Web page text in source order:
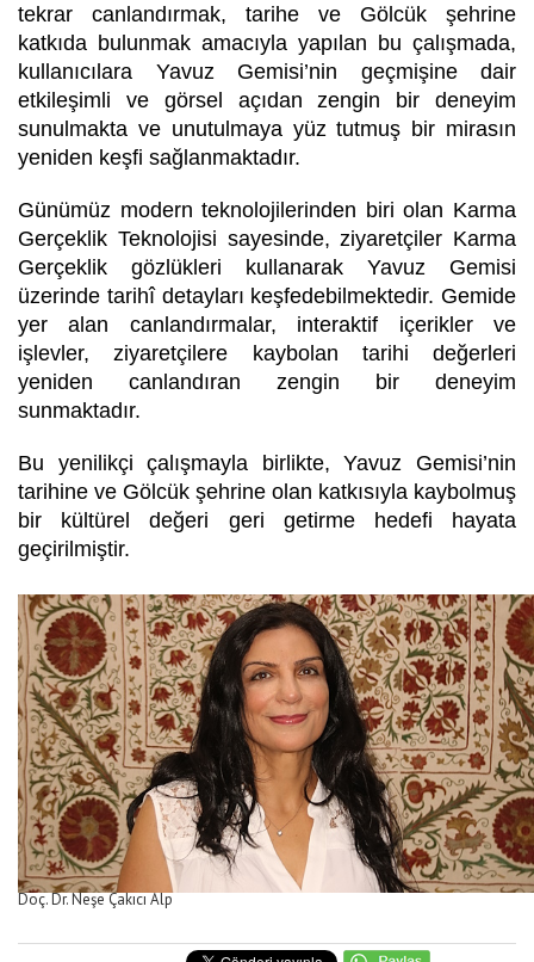
tekrar canlandırmak, tarihe ve Gölcük şehrine
katkıda bulunmak amacıyla yapılan bu çalışmada,
kullanıcılara Yavuz Gemisi’nin geçmişine dair
etkileşimli ve görsel açıdan zengin bir deneyim
sunulmakta ve unutulmaya yüz tutmuş bir mirasın
yeniden keşfi sağlanmaktadır.
Günümüz modern teknolojilerinden biri olan Karma
Gerçeklik Teknolojisi sayesinde, ziyaretçiler Karma
Gerçeklik gözlükleri kullanarak Yavuz Gemisi
üzerinde tarihî detayları keşfedebilmektedir. Gemide
yer alan canlandırmalar, interaktif içerikler ve
işlevler, ziyaretçilere kaybolan tarihi değerleri
yeniden canlandıran zengin bir deneyim
sunmaktadır.
Bu yenilikçi çalışmayla birlikte, Yavuz Gemisi’nin
tarihine ve Gölcük şehrine olan katkısıyla kaybolmuş
bir kültürel değeri geri getirme hedefi hayata
geçirilmiştir.
Doç. Dr. Neşe Çakıcı Alp